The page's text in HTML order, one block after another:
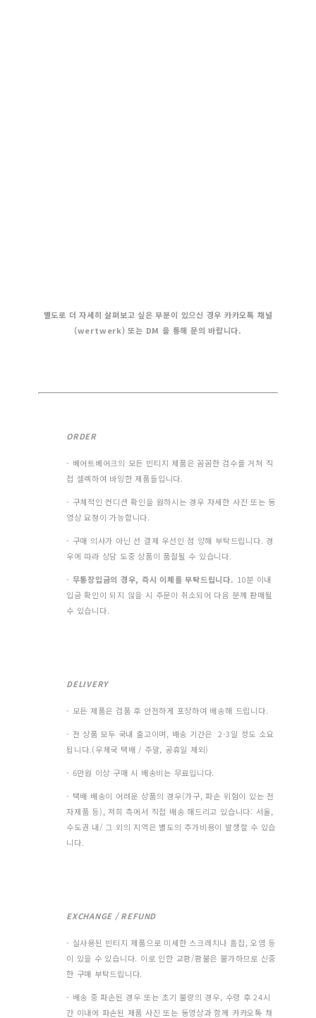
별도로 더 자세히 살펴보고 싶은 부분이 있으신 경우 카카오톡 채널
(wertwerk) 또는 DM 을 통해 문의 바랍니다.
ORDER
- 베어트베어크의 모든 빈티지 제품은 꼼꼼한 검수를 거쳐 직
접 셀렉하여 바잉한 제품들입니다.
- 구체적인 컨디션 확인을 원하시는 경우 자세한 사진 또는 동
영상 요청이 가능합니다.
- 구매 의사가 아닌 선 결제 우선인 점 양해 부탁드립니다. 경
우에 따라 상담 도중 상품이 품절될 수 있습니다.
- 무통장입금의 경우, 즉시 이체를 부탁드립니다. 10분 이내
입금 확인이 되지 않을 시 주문이 취소되어 다음 분께 판매될
수 있습니다.
DELIVERY
- 모든 제품은 검품 후 안전하게 포장하여 배송해 드립니다.
- 전 상품 모두 국내 출고이며, 배송 기간은 2-3일 정도 소요
됩니다.(우체국 택배 / 주말, 공휴일 제외)
- 6만원 이상 구매 시 배송비는 무료입니다.
- 택배 배송이 어려운 상품의 경우(가구, 파손 위험이 있는 전
자제품 등), 저희 측에서 직접 배송 해드리고 있습니다: 서울,
수도권 내/ 그 외의 지역은 별도의 추가비용이 발생할 수 있습
니다.
EXCHANGE / REFUND
- 실사용된 빈티지 제품으로 미세한 스크레치나 흠집, 오염 등
이 있을 수 있습니다. 이로 인한 교환/환불은 불가하므로 신중
한 구매 부탁드립니다.
- 배송 중 파손된 경우 또는 초기 불량의 경우, 수령 후 24시
간 이내에 파손된 제품 사진 또는 동영상과 함께 카카오톡 채